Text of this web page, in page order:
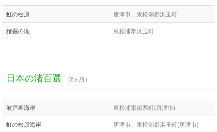
虹の松原 唐津市、東松浦郡浜玉町
猪掘の滝 東松浦郡浜玉町
日本の渚百選 （2ヶ所）
波戸岬海岸 東松浦郡鎮西町(唐津市)
虹の松原海岸 唐津市、東松浦郡浜玉町(唐津市)